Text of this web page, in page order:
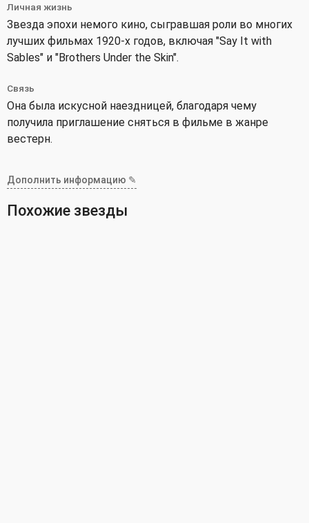
Личная жизнь
Звезда эпохи немого кино, сыгравшая роли во многих
лучших фильмах 1920-х годов, включая "Say It with
Sables" и "Brothers Under the Skin".
Связь
Она была искусной наездницей, благодаря чему
получила приглашение сняться в фильме в жанре
вестерн.
Дополнить информацию ✎
Похожие звезды